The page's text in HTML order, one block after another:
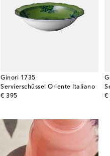
Ginori 1735
Servierschüssel Oriente Italiano
€ 395
original price €